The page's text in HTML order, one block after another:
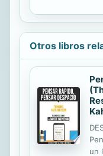
y
Otros libros
un